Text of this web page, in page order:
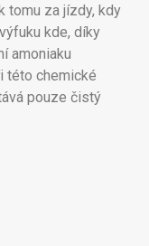
tomu za jízdy, kdy
kde, díky
amoniaku
této chemické
pouze čistý